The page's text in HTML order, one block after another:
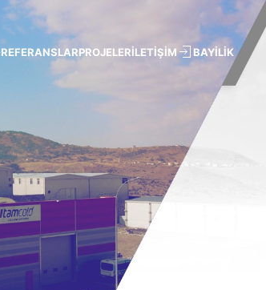
REFERANSLARPROJELERİLETİŞİM BAYİLİK